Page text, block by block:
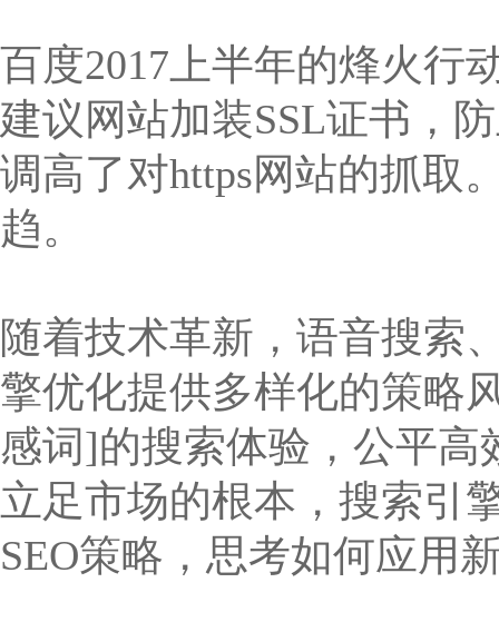
百度2017上半年的烽火行
建议网站加装SSL证书，
调高了对https网站的抓取
趋。
随着技术革新，语音搜索
擎优化提供多样化的策略
感词]的搜索体验，公平
立足市场的根本，搜索引
SEO策略，思考如何应用